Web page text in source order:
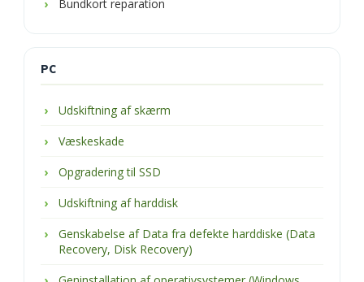
Bundkort reparation
PC
Udskiftning af skærm
Væskeskade
Opgradering til SSD
Udskiftning af harddisk
Genskabelse af Data fra defekte harddiske (Data
Recovery, Disk Recovery)